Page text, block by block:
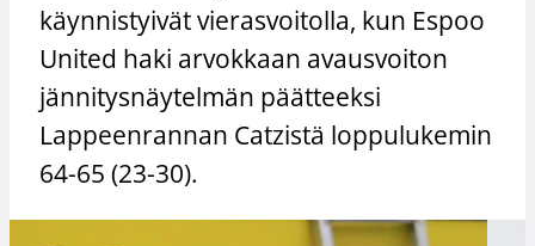
käynnistyivät vierasvoitolla, kun Espoo
United haki arvokkaan avausvoiton
jännitysnäytelmän päätteeksi
Lappeenrannan Catzistä loppulukemin
64-65 (23-30).